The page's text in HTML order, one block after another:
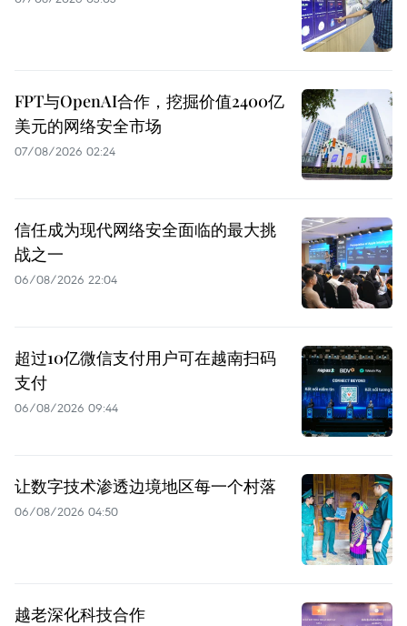
FPT与OpenAI合作，挖掘价值2400亿
美元的网络安全市场
07/08/2026 02:24
信任成为现代网络安全面临的最大挑
战之一
06/08/2026 22:04
超过10亿微信支付用户可在越南扫码
支付
06/08/2026 09:44
让数字技术渗透边境地区每一个村落
06/08/2026 04:50
越老深化科技合作